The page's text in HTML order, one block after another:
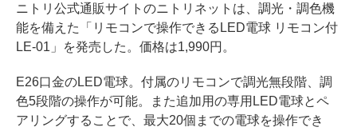
ニトリ公式通販サイトのニトリネットは、調光・調色機
能を備えた「リモコンで操作できるLED電球 リモコン付
LE-01」を発売した。価格は1,990円。
E26口金のLED電球。付属のリモコンで調光無段階、調
色5段階の操作が可能。また追加用の専用LED電球とペ
アリングすることで、最大20個までの電球を操作でき